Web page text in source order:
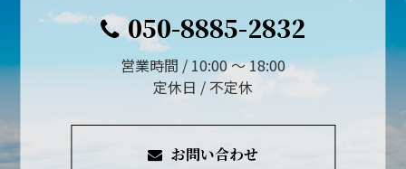
050-8885-2832
営業時間 / 10:00 ～ 18:00
定休日 / 不定休
お問い合わせ